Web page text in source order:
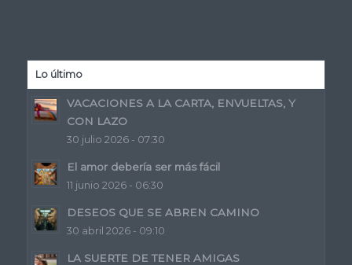
Lo último
VACACIONES A LA CARTA, ENVUELTAS, Y
CON LAZO
30 julio 2026 - 07:30
El amor debería ser más fácil
11 junio 2026 - 06:30
DESEOS QUE SE ABREN CAMINO
30 abril 2026 - 09:10
LA SUERTE DE TENER AMIGAS